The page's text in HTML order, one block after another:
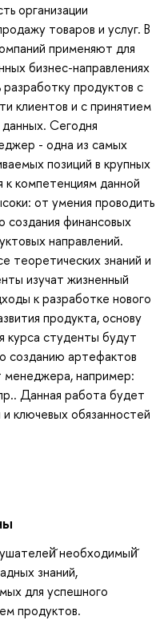
организации
товаров и услуг. В
применяют для
бизнес-направлениях
продуктов с
клиентов и с принятием
Сегодня
- одна из самых
позиций в крупных
компетенциям данной
от умения проводить
создания финансовых
направлений.
теоретических знаний и
изучат жизненный
к разработке нового
продукта, основу
курса студенты будут
созданию артефактов
менеджера, например:
Данная работа будет
ключевых обязанностей
необходимый̆
знаний,
для успешного
продуктов.